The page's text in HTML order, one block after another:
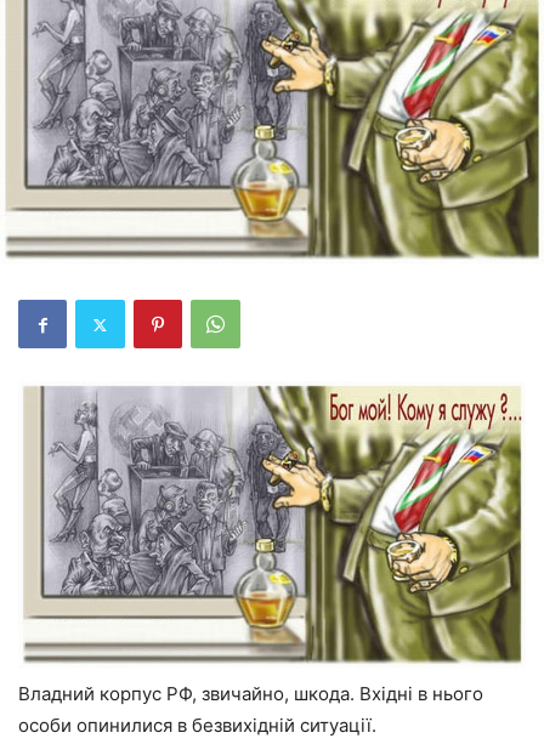
Владний корпус РФ, звичайно, шкода. Вхідні в нього
особи опинилися в безвихідній ситуації.